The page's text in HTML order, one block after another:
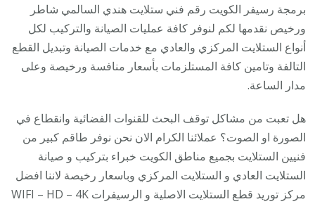
/
رسيفر
ساعة
برمجة رسيفر الكويت رقم فني ستلايت هندي السالمي شاطر
ورخيص نقدمها لكم لنوفر كافة عمليات الصيانة والتركيب لكل
أنواع الستلايت المركزي والعادي مع خدمات الصيانة وتبديل القطع
التالفة وتامين كافة المستلزمات بأسعار منافسة ورخيصة وعلى
مدار الساعة.
هل تعبت من مشاكل توقف البحث للقنوات الفضائية وانقطاع في
الصورة او الصوت؟ عملائنا الكرام الان نحن نوفر طاقم كبير من
فنيين الستلايت بجميع مناطق الكويت خبراء بتركيب و صيانة
الستلايت العادي و الستلايت المركزي وباسعار رخيصة لاننا افضل
مركز توريد قطع الستلايت الاصلية و الرسيفرات WIFI – HD – 4K